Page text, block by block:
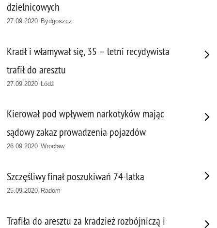
dzielnicowych
27.09.2020 Bydgoszcz
Kradł i włamywał się, 35 – letni recydywista
trafił do aresztu
27.09.2020 Łódź
Kierował pod wpływem narkotyków mając
sądowy zakaz prowadzenia pojazdów
26.09.2020 Wrocław
Szczęśliwy finał poszukiwań 74-latka
25.09.2020 Radom
Trafiła do aresztu za kradzież rozbójniczą i